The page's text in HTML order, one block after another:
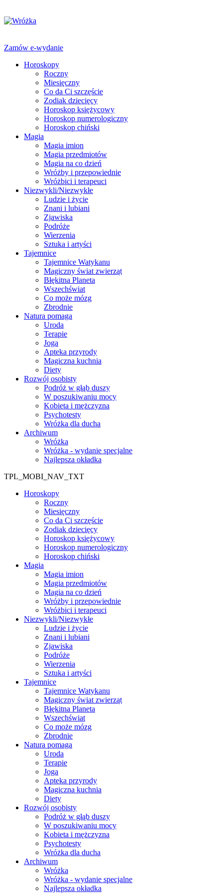
Zamów e-wydanie
Horoskopy
Roczny
Miesięczny
Co da Ci szczęście
Zodiak dziecięcy
Horoskop księżycowy
Horoskop numerologiczny
Horoskop chiński
Magia
Magia imion
Magia przedmiotów
Magia na co dzień
Wróżby i przepowiednie
Wróżbici i terapeuci
Niezwykli/Niezwykłe
Ludzie i życie
Znani i lubiani
Zjawiska
Podróże
Wierzenia
Sztuka i artyści
Tajemnice
Tajemnice Watykanu
Magiczny świat zwierząt
Błękitna Planeta
Wszechświat
Co może mózg
Zbrodnie
Natura pomaga
Uroda
Terapie
Joga
Apteka przyrody
Magiczna kuchnia
Diety
Rozwój osobisty
Podróż w głąb duszy
W poszukiwaniu mocy
Kobieta i mężczyzna
Psychotesty
Wróżka dla ducha
Archiwum
Wróżka
Wróżka - wydanie specjalne
Najlepsza okładka
TPL_MOBI_NAV_TXT
Horoskopy
Roczny
Miesięczny
Co da Ci szczęście
Zodiak dziecięcy
Horoskop księżycowy
Horoskop numerologiczny
Horoskop chiński
Magia
Magia imion
Magia przedmiotów
Magia na co dzień
Wróżby i przepowiednie
Wróżbici i terapeuci
Niezwykli/Niezwykłe
Ludzie i życie
Znani i lubiani
Zjawiska
Podróże
Wierzenia
Sztuka i artyści
Tajemnice
Tajemnice Watykanu
Magiczny świat zwierząt
Błękitna Planeta
Wszechświat
Co może mózg
Zbrodnie
Natura pomaga
Uroda
Terapie
Joga
Apteka przyrody
Magiczna kuchnia
Diety
Rozwój osobisty
Podróż w głąb duszy
W poszukiwaniu mocy
Kobieta i mężczyzna
Psychotesty
Wróżka dla ducha
Archiwum
Wróżka
Wróżka - wydanie specjalne
Najlepsza okładka